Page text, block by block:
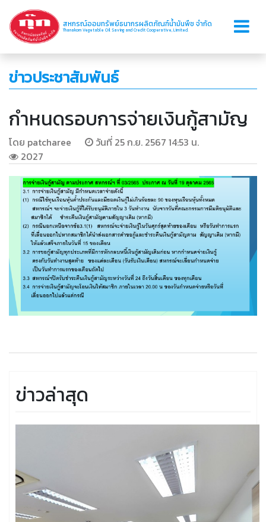
สหกรณ์ออมทรัพย์ธนากรผลิตภัณฑ์น้ำมันพืช จำกัด
Thanakorn Vegetable Oil Saving and Credit Cooperative, Limited.
ข่าวประชาสัมพันธ์
กำหนดรอบการจ่ายเงินกู้สามัญ
โดย patcharee
วันที่ 25 ก.ย. 2567 14:53 น.
2027
ข่าวล่าสุด